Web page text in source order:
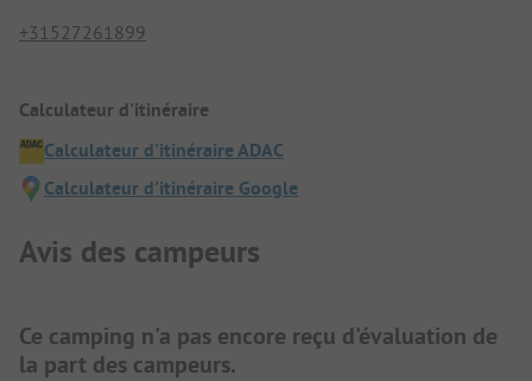
+31527261899
Calculateur d'itinéraire
Calculateur d'itinéraire ADAC
Calculateur d'itinéraire Google
Avis des campeurs
Ce camping n'a pas encore reçu d'évaluation de
la part des campeurs.